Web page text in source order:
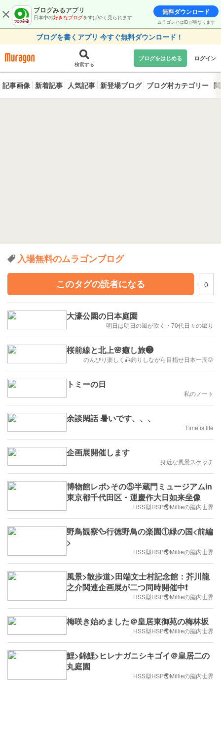
ブログみるアプリ
日本中の好きなブログをすばやく見られます
無料ダウンロード
ムラゴンとはIDが異なります
ブログを書くアプリ 今すぐ無料ダウンロード！
検索する
ブログをはじめる ログイン
記事画像 新着記事 人気記事 新登場ブログ ブログ村カテゴリー
入場無料のムラゴンブログ
このタグの読者になる
0
大濠公園の日本庭園
明日は明日の風が吹く・70代日々の綴り
桜前線と北上🌸癒し旅❸
のんびり楽しく🎣釣りしながら目指せ日本一周🐶
トミーの日
私のノート
余談閑話 暑いです、、、
Time is life
企画展開催します
身近な風景スケッチ
博物館レポ>その⑤半蔵門ミュージアムin
東京都千代田区・運慶作大日如来坐像
HSS型HSP🌏Millieの脳内世界
野鳥観察🦆行徳野鳥の楽園①緑の国<前編
>
HSS型HSP🌏Millieの脳内世界
風景>散歩道>田端文士村記念館：芥川龍
之介関連企画展が二つ同時開催中❗️
HSS型HSP🌏Millieの脳内世界
梅咲き始めました＠皇居東御苑の梅林坂
HSS型HSP🌏Millieの脳内世界
鯉>錦鯉>ヒレナガニシキゴイ＠皇居二の
丸庭園
HSS型HSP🌏Millieの脳内世界